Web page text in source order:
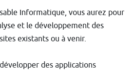
Informatique, vous aurez pour
et le développement des
existants ou à venir.
des applications